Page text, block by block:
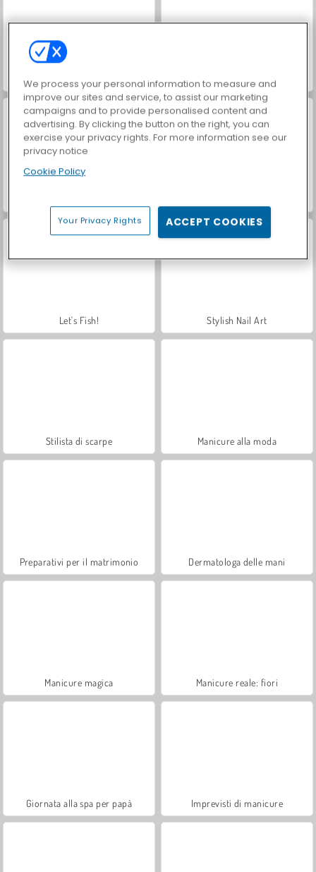
VegaMix Da Vinci Puzzles World War 2 Shooter
Let's Fish! Stylish Nail Art
Stilista di scarpe Manicure alla moda
Preparativi per il matrimonio Dermatologa delle mani
Manicure magica Manicure reale: fiori
Giornata alla spa per papà Imprevisti di manicure
We process your personal information to measure and
improve our sites and service, to assist our marketing
campaigns and to provide personalised content and
advertising. By clicking the button on the right, you can
exercise your privacy rights. For more information see our
privacy notice
Cookie Policy
Your Privacy Rights ACCEPT COOKIES